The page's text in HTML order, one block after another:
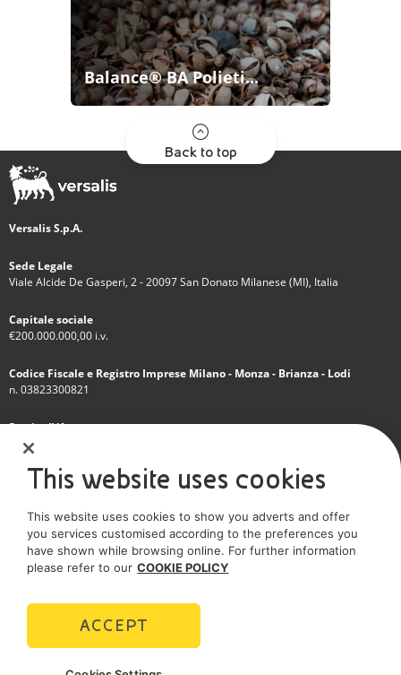
Balance® BA Polieti...
Back to top
Versalis S.p.A.
Sede Legale
Viale Alcide De Gasperi, 2 - 20097 San Donato Milanese (MI), Italia
Capitale sociale
€200.000.000,00 i.v.
Codice Fiscale e Registro Imprese Milano - Monza - Brianza - Lodi
n. 03823300821
Partita IVA
IT 01768800748 - R.E.A. Milano n.1351279
Società soggetta all'attività di direzione e coordinamento dell'Eni S.p.A.
Società con unico socio
SOCIAL MEDIA
POLICIES
This website uses cookies
This website uses cookies to show you adverts and offer
you services customised according to the preferences you
have shown while browsing online. For further information
please refer to our COOKIE POLICY
ACCEPT